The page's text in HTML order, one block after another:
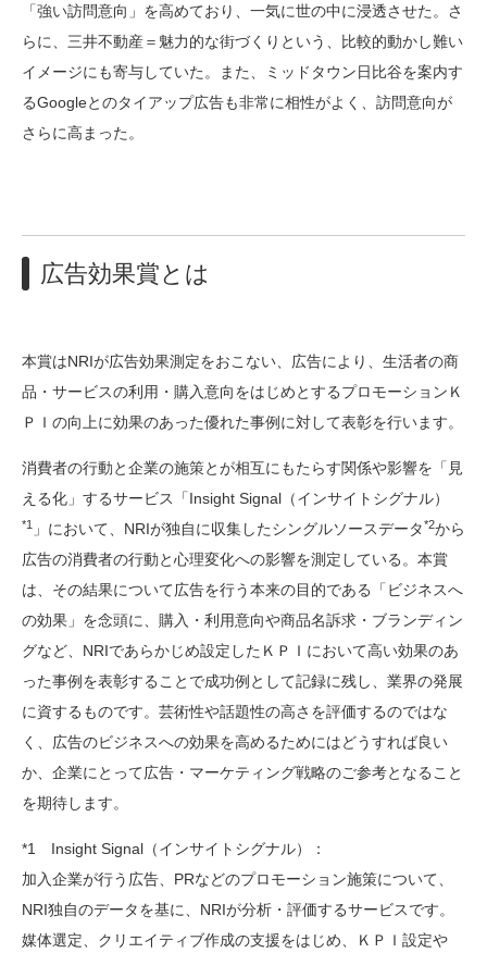
「強い訪問意向」を高めており、一気に世の中に浸透させた。さ
らに、三井不動産＝魅力的な街づくりという、比較的動かし難い
イメージにも寄与していた。また、ミッドタウン日比谷を案内す
るGoogleとのタイアップ広告も非常に相性がよく、訪問意向が
さらに高まった。
広告効果賞とは
本賞はNRIが広告効果測定をおこない、広告により、生活者の商
品・サービスの利用・購入意向をはじめとするプロモーションＫ
ＰＩの向上に効果のあった優れた事例に対して表彰を行います。
消費者の行動と企業の施策とが相互にもたらす関係や影響を「見
える化」するサービス「Insight Signal（インサイトシグナル）
*1 」において、NRIが独自に収集したシングルソースデータ*2から
広告の消費者の行動と心理変化への影響を測定している。本賞
は、その結果について広告を行う本来の目的である「ビジネスへ
の効果」を念頭に、購入・利用意向や商品名訴求・ブランディン
グなど、NRIであらかじめ設定したＫＰＩにおいて高い効果のあ
った事例を表彰することで成功例として記録に残し、業界の発展
に資するものです。芸術性や話題性の高さを評価するのではな
く、広告のビジネスへの効果を高めるためにはどうすれば良い
か、企業にとって広告・マーケティング戦略のご参考となること
を期待します。
*1
Insight Signal（インサイトシグナル）：
加入企業が行う広告、PRなどのプロモーション施策について、
NRI独自のデータを基に、NRIが分析・評価するサービスです。
媒体選定、クリエイティブ作成の支援をはじめ、ＫＰＩ設定や